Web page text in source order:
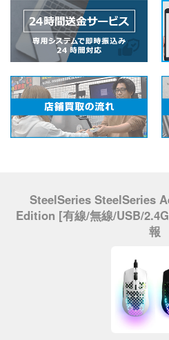
SteelSeries SteelSeries
Edition [有線/無線/USB/
報